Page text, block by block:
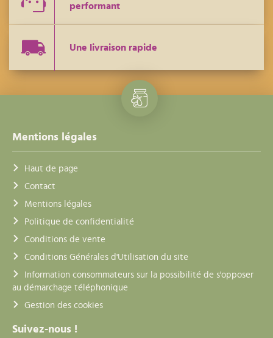
performant
Une livraison rapide
Mentions légales
Haut de page
Contact
Mentions légales
Politique de confidentialité
Conditions de vente
Conditions Générales d'Utilisation du site
Information consommateurs sur la possibilité de s'opposer
au démarchage téléphonique
Gestion des cookies
Suivez-nous !